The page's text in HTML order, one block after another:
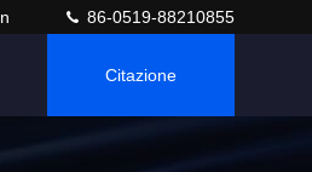
86-0519-88210855
Citazione